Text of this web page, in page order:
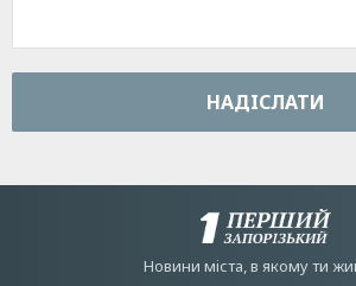
НАДIСЛАТИ
Новини мiста, в якому ти